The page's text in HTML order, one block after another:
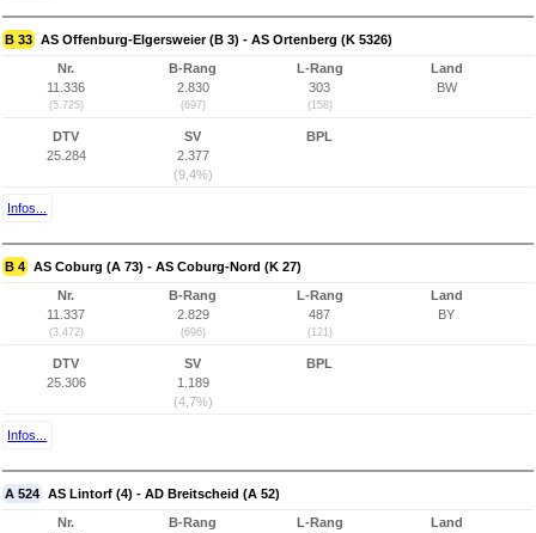
B 33 AS Offenburg-Elgersweier (B 3) - AS Ortenberg (K 5326)
Nr.
11.336
(5.725)
B-Rang
2.830
(697)
L-Rang
303
(158)
Land
BW
DTV
25.284
SV
2.377
(9,4%)
BPL
Infos...
B 4 AS Coburg (A 73) - AS Coburg-Nord (K 27)
Nr.
11.337
(3.472)
B-Rang
2.829
(696)
L-Rang
487
(121)
Land
BY
DTV
25.306
SV
1.189
(4,7%)
BPL
Infos...
A 524 AS Lintorf (4) - AD Breitscheid (A 52)
Nr.
B-Rang
L-Rang
Land